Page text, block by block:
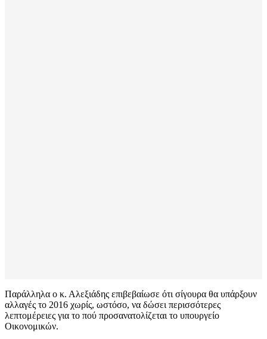
Παράλληλα ο κ. Αλεξιάδης επιβεβαίωσε ότι σίγουρα θα υπάρξουν
αλλαγές το 2016 χωρίς, ωστόσο, να δώσει περισσότερες
λεπτομέρειες για το πού προσανατολίζεται το υπουργείο
Οικονομικών.